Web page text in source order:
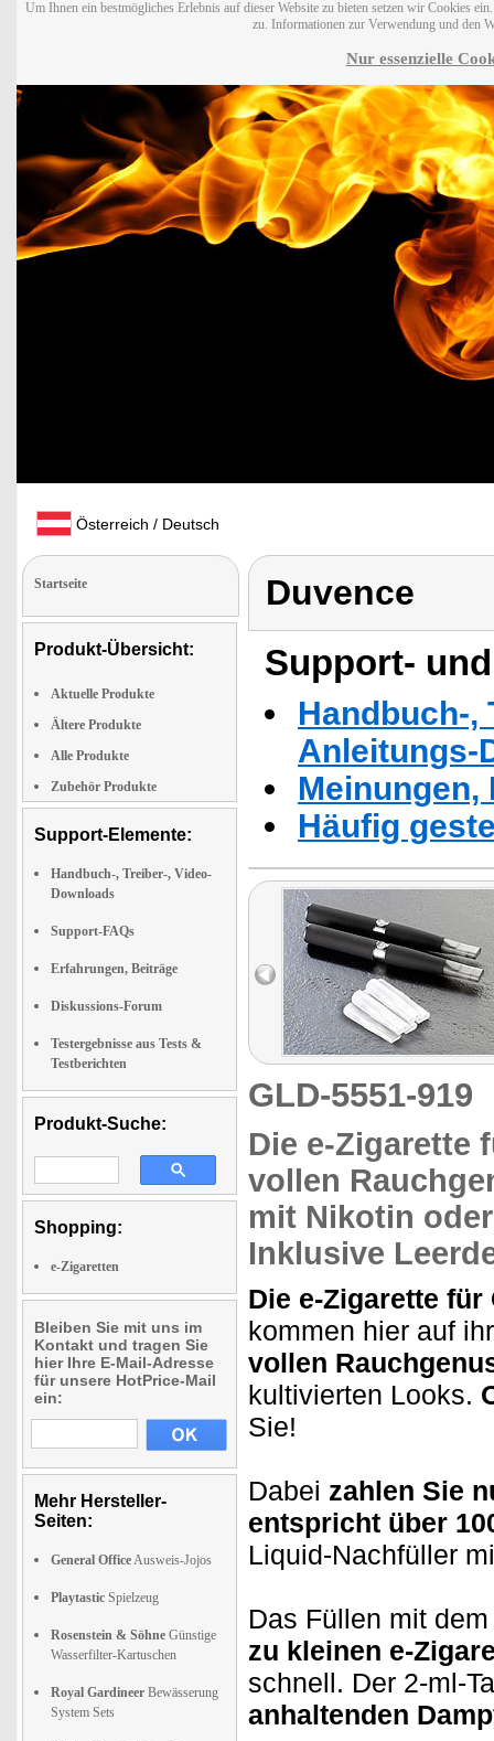
Um Ihnen ein bestmögliches Erlebnis auf dieser Website zu bieten setzen wir Cookies
zu. Informationen zur Verwendung und den
Nur essenzielle
Österreich / Deutsch
Startseite
Produkt-Übersicht:
Aktuelle Produkte
Ältere Produkte
Alle Produkte
Zubehör Produkte
Support-Elemente:
Handbuch-, Treiber-, Video-
Downloads
Support-FAQs
Erfahrungen, Beiträge
Diskussions-Forum
Testergebnisse aus Tests &
Testberichten
Produkt-Suche:
Shopping:
e-Zigaretten
Bleiben Sie mit uns im
Kontakt und tragen Sie
hier Ihre E-Mail-Adresse
für unsere HotPrice-Mail
ein:
Mehr Hersteller-
Seiten:
General OfficeAusweis-Jojos
Playtastic Spielzeug
Rosenstein & Söhne Günstige
Wasserfilter-Kartuschen
Royal Gardineer Bewässerung
System Sets
Duvence
Support-
Handbuch-,
Anleitungs-
Häufig
GLD-5551-919
Die e-Zigarette
vollen
mit Nikotin
Inklusive
Die e-Zigarette für
kommen hier auf
vollen
kultivierten Looks.
Sie!
Dabei zahlen Sie
entspricht über
Liquid-Nachfüller
Das Füllen mit
zu kleinen e-
schnell. Der 2-ml-
anhaltenden